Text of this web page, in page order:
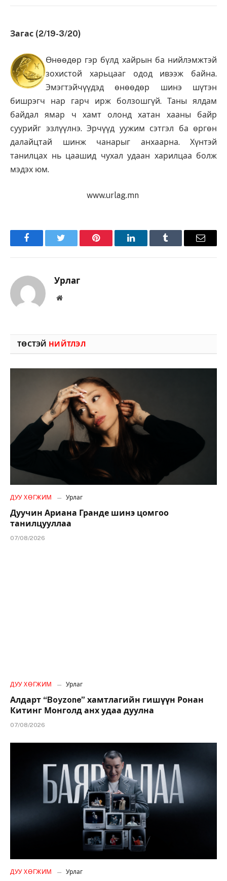
Загас (2/19-3/20)
Өнөөдөр гэр бүлд хайрын ба нийлэмжтэй
зохистой харьцааг одод ивээж байна.
Эмэгтэйчүүдэд өнөөдөр шинэ шүтэн
бишрэгч нар гарч ирж болзошгүй. Таны ялдам
байдал ямар ч хамт олонд хатан хааны байр
суурийг эзлүүлнэ. Эрчүүд уужим сэтгэл ба өргөн
далайцтай шинж чанарыг анхаарна. Хүнтэй
танилцах нь цаашид чухал удаан харилцаа болж
мэдэх юм.
www.urlag.mn
FacebookTwitter Pinterest LinkedInTumblr Имэйл
Урлаг
Вэбсайт
ТӨСТЭЙ НИЙТЛЭЛ
ДУУ ХӨГЖИМ Урлаг
Дуучин Ариана Гранде шинэ цомгоо
танилцууллаа
07/08/2026
ДУУ ХӨГЖИМ Урлаг
Алдарт “Boyzone” хамтлагийн гишүүн Ронан
Китинг Монголд анх удаа дуулна
07/08/2026
ДУУ ХӨГЖИМ Урлаг